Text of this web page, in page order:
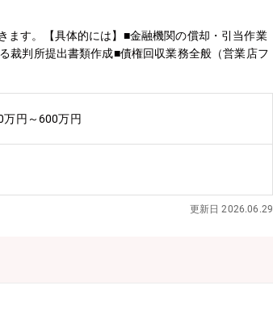
ます。【具体的には】■金融機関の償却・引当作業
裁判所提出書類作成■債権回収業務全般（営業店フ
万円～600万円
更新日 2026.06.29